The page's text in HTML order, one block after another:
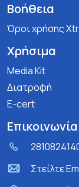
Βοήθεια
Όροι χρήσης
Χρήσιμα
Media Kit
Διατροφή
E-cert
Επικοινωνία
Στείλτε